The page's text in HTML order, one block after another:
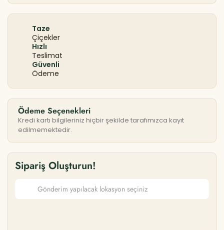
Sipariş Oluşturun!
Taze
Çiçekler
Hızlı
Teslimat
Güvenli
Ödeme
Ödeme Seçenekleri
Kredi kartı bilgileriniz hiçbir şekilde tarafımızca kayıt
edilmemektedir.